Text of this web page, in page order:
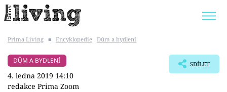
BYDLENÍ SLAVNÝCH
Prima Living ■ Encyklopedie Dům a bydlení
DŮM A BYDLENÍ
4. ledna 2019 14:10
redakce Prima Zoom
SDÍLET